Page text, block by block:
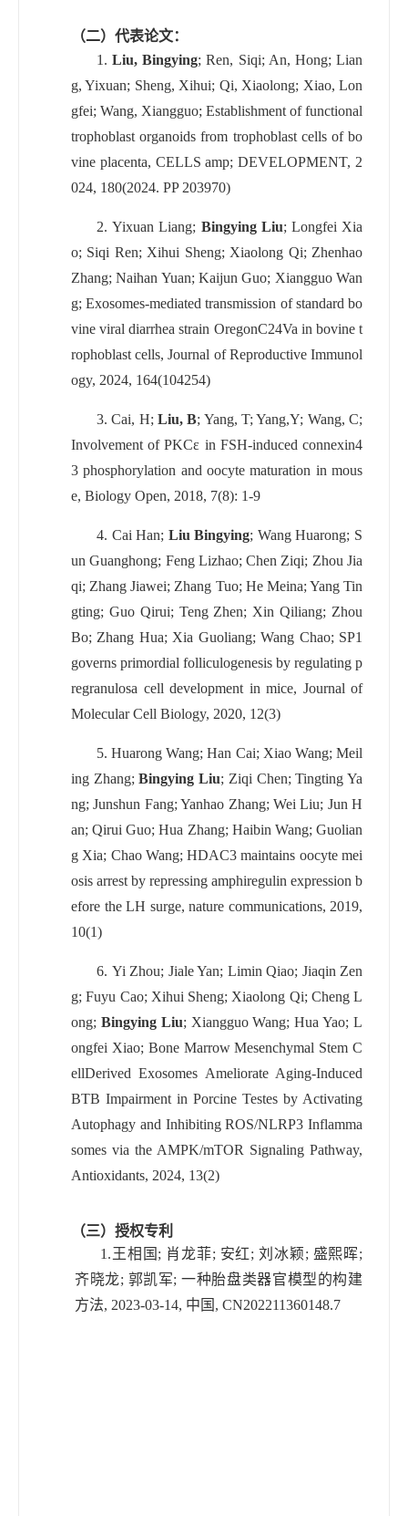
（二）代表论文：
1. Liu, Bingying; Ren, Siqi; An, Hong; Lian
g, Yixuan; Sheng, Xihui; Qi, Xiaolong; Xiao, Lon
gfei; Wang, Xiangguo; Establishment of functional
trophoblast organoids from trophoblast cells of bo
vine placenta, CELLS amp; DEVELOPMENT, 2
024, 180(2024. PP 203970)
2.Yixuan Liang; Bingying Liu; Longfei Xia
o; Siqi Ren; Xihui Sheng; Xiaolong Qi; Zhenhao
Zhang; Naihan Yuan; Kaijun Guo; Xiangguo Wan
g; Exosomes-mediated transmission of standard bo
vine viral diarrhea strain OregonC24Va in bovine t
rophoblast cells, Journal of Reproductive Immunol
ogy, 2024, 164(104254)
3.Cai, H;Liu, B; Yang, T; Yang,Y; Wang, C;
Involvement of PKCε in FSH-induced connexin4
3 phosphorylation and oocyte maturation in mous
e, Biology Open, 2018, 7(8): 1-9
4. Cai Han; Liu Bingying; Wang Huarong; S
un Guanghong; Feng Lizhao; Chen Ziqi; Zhou Jia
qi; Zhang Jiawei; Zhang Tuo; He Meina; Yang Tin
gting; Guo Qirui; Teng Zhen; Xin Qiliang; Zhou
Bo; Zhang Hua; Xia Guoliang; Wang Chao; SP1
governs primordial folliculogenesis by regulating p
regranulosa cell development in mice, Journal of
Molecular Cell Biology, 2020, 12(3)
5.Huarong Wang; Han Cai; Xiao Wang; Meil
ing Zhang;Bingying Liu; Ziqi Chen; Tingting Ya
ng; Junshun Fang; Yanhao Zhang; Wei Liu; Jun H
an; Qirui Guo; Hua Zhang; Haibin Wang; Guolian
g Xia; Chao Wang; HDAC3 maintains oocyte mei
osis arrest by repressing amphiregulin expression b
efore the LH surge, nature communications, 2019,
10(1)
6. Yi Zhou; Jiale Yan; Limin Qiao; Jiaqin Zen
g; Fuyu Cao; Xihui Sheng; Xiaolong Qi; Cheng L
ong; Bingying Liu; Xiangguo Wang; Hua Yao; L
ongfei Xiao; Bone Marrow Mesenchymal Stem C
ellDerived Exosomes Ameliorate Aging-Induced
BTB Impairment in Porcine Testes by Activating
Autophagy and Inhibiting ROS/NLRP3 Inflamma
somes via the AMPK/mTOR Signaling Pathway,
Antioxidants, 2024, 13(2)
（三）授权专利
1. 王相国 ; 肖龙菲; 安红;刘冰颖; 盛熙晖;
齐晓龙; 郭凯军;一种胎盘类器官模型的构建
方法, 2023-03-14, 中国 , CN202211360148.7